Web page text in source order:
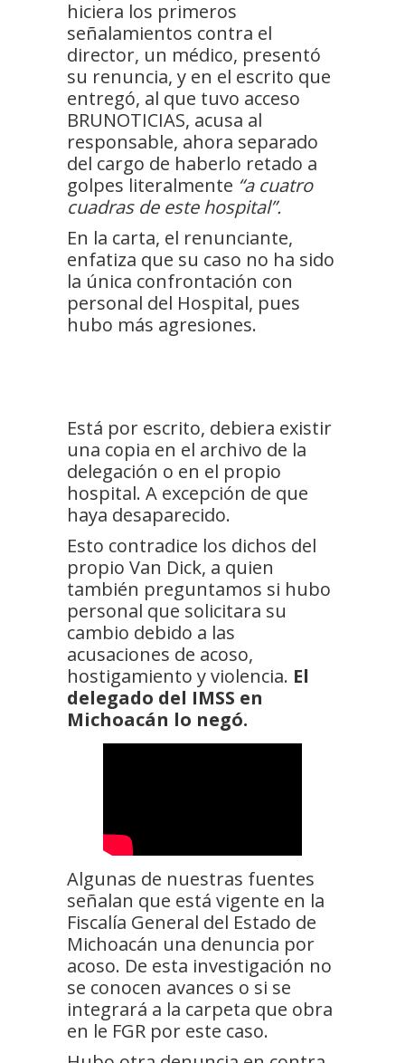
hiciera los primeros
señalamientos contra el
director, un médico, presentó
su renuncia, y en el escrito que
entregó, al que tuvo acceso
BRUNOTICIAS, acusa al
responsable, ahora separado
del cargo de haberlo retado a
golpes literalmente “a cuatro
cuadras de este hospital”.
En la carta, el renunciante,
enfatiza que su caso no ha sido
la única confrontación con
personal del Hospital, pues
hubo más agresiones.
Está por escrito, debiera existir
una copia en el archivo de la
delegación o en el propio
hospital. A excepción de que
haya desaparecido.
Esto contradice los dichos del
propio Van Dick, a quien
también preguntamos si hubo
personal que solicitara su
cambio debido a las
acusaciones de acoso,
hostigamiento y violencia. El
delegado del IMSS en
Michoacán lo negó.
Algunas de nuestras fuentes
señalan que está vigente en la
Fiscalía General del Estado de
Michoacán una denuncia por
acoso. De esta investigación no
se conocen avances o si se
integrará a la carpeta que obra
en le FGR por este caso.